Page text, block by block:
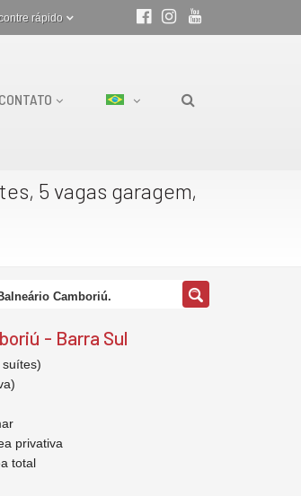
rápido
CONTATO
5 vagas garagem,
Camboriú.
- Barra Sul
privativa
total